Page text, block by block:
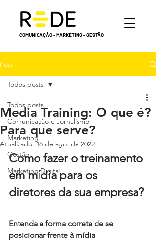
COMUNICAÇÃO - MARKETING - GESTÃO
Post
Todos posts
Comunicação e Jornalismo
Marketing
Gestão
Marketing Digital
Todos posts
Media Training: O que é?
Para que serve?
Atualizado:18 de ago. de 2022
Como fazer o treinamento
em mídia para os
diretores da sua empresa?
Entenda a forma correta de se
posicionar frente à mídia